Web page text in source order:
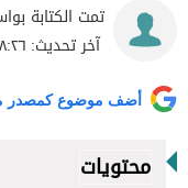
تمت الكتابة
آخر تحديث: ٠٨:٢٦ ، ١٨
أضف موضوع
محتويات